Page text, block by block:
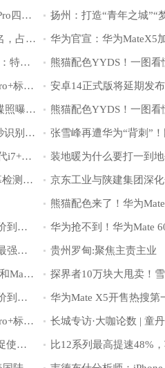
张雪峰再遭华为“背刺”！刚换Mate 60 Pro四天 Pro+发布了 扬州：打造“青年之城”“
马斯克1.55亿粉丝中付费订阅者仅4万名，占比0.025%
马斯克讽刺iPhone毫无新意，网友回呛：特斯拉也一样
不用拆机了！华为Mate X5、Mate 60 Pro+标配麒麟9000S 安卓14正式版将延期发
国内首款溜背MPV！小鹏X9最新官方谍照曝光：确实独特
2299元起 OPPO Watch 4 Pro开售：60秒识别4大风险
仅6999元 将星X15 AT游戏本上架：13代i7+RTX 4060
破亿像素 ! 凌云光大面阵相机 引领屏幕检测新标准
有黄牛抢到了华为Mate X5：在闲鱼加价到近3万元
华为Mate X5开售热搜第一！余承东：最强折叠屏手机还得看华为
熊猫配色来了！华为Mate 60 Pro+开售 和Mate 60/60 Pro有啥区别？一图对比
有黄牛抢到了华为Mate X5：在闲鱼加价到近3万元
不用拆机了！华为Mate X5、Mate 60 Pro+标配麒麟9000S
G7易流助力哒哒智运实现数字化运营 促使物流成本变生意